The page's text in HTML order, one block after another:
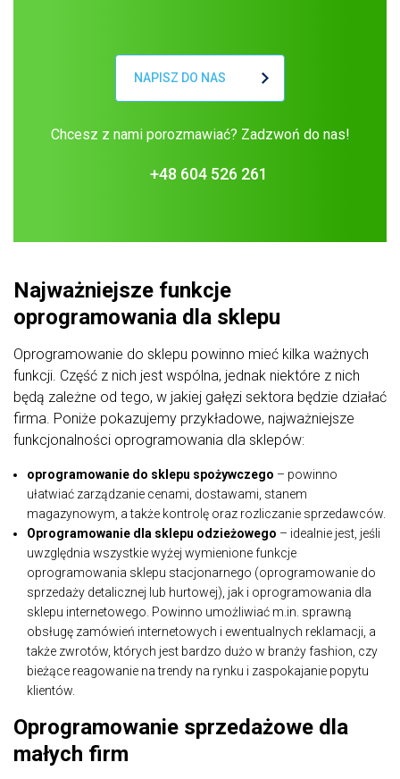
NAPISZ DO NAS
Chcesz z nami porozmawiać? Zadzwoń do nas!
+48 604 526 261
Najważniejsze funkcje
oprogramowania dla sklepu
Oprogramowanie do sklepu powinno mieć kilka ważnych
funkcji. Część z nich jest wspólna, jednak niektóre z nich
będą zależne od tego, w jakiej gałęzi sektora będzie działać
firma. Poniże pokazujemy przykładowe, najważniejsze
funkcjonalności oprogramowania dla sklepów:
oprogramowanie do sklepu spożywczego – powinno
ułatwiać zarządzanie cenami, dostawami, stanem
magazynowym, a także kontrolę oraz rozliczanie sprzedawców.
Oprogramowanie dla sklepu odzieżowego – idealnie jest, jeśli
uwzględnia wszystkie wyżej wymienione funkcje
oprogramowania sklepu stacjonarnego (oprogramowanie do
sprzedaży detalicznej lub hurtowej), jak i oprogramowania dla
sklepu internetowego. Powinno umożliwiać m.in. sprawną
obsługę zamówień internetowych i ewentualnych reklamacji, a
także zwrotów, których jest bardzo dużo w branży fashion, czy
bieżące reagowanie na trendy na rynku i zaspokajanie popytu
klientów.
Oprogramowanie sprzedażowe dla
małych firm